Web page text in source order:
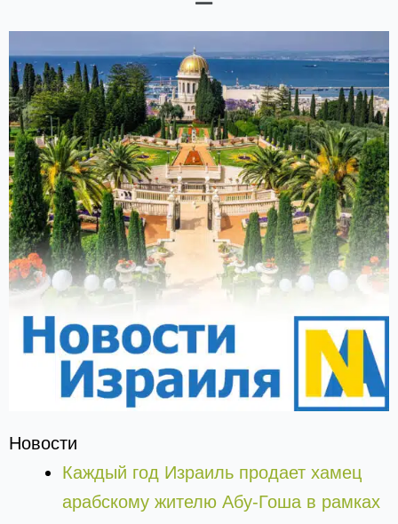
Новости
Каждый год Израиль продает хамец
арабскому жителю Абу-Гоша в рамках